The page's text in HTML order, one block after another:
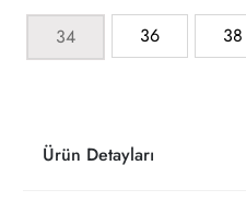
34 36 38
Ürün Detayları